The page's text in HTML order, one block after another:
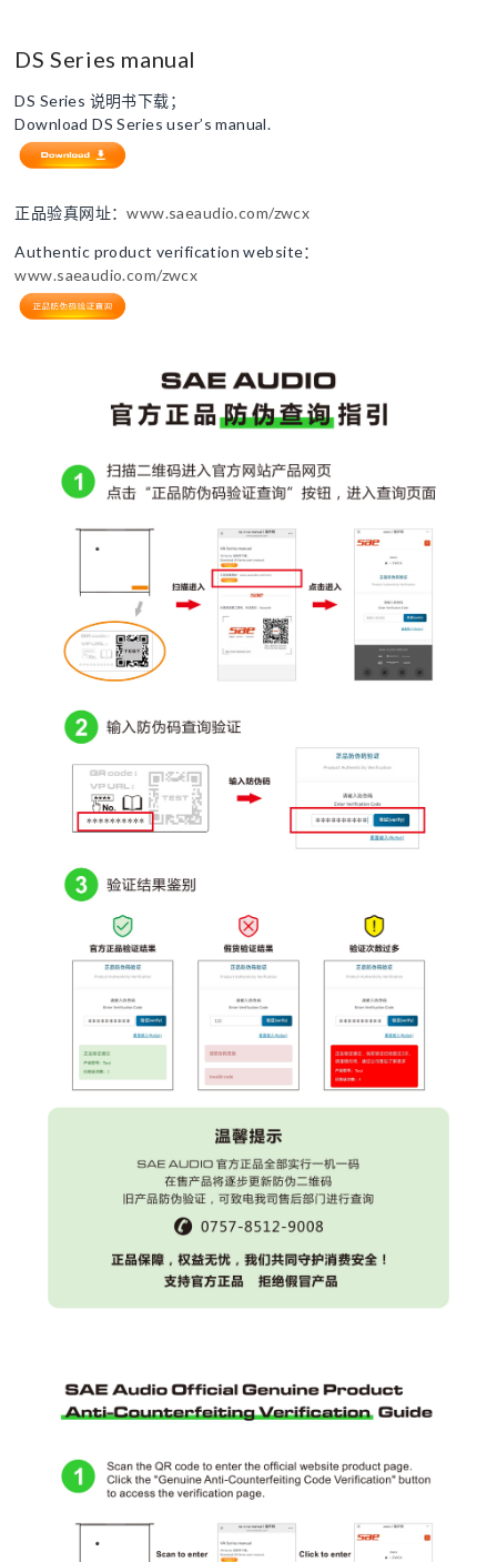
DS Series manual
DS Series 说明书下载；
Download DS Series user’s manual.
正品验真网址：www.saeaudio.com/zwcx
Authentic product verification website：
www.saeaudio.com/zwcx